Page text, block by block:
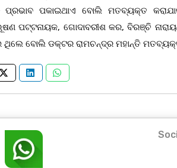
ପ୍ରଭାବ ପକାଇଥାଏ ବୋଲି ମତବ୍ୟକ୍ତ
ଭୂଷଣ ପଟ୍ଟନାୟକ, ଗୋଦାବରୀଶ କର, ବିରଞ୍ଚି
ଥିଲେ ବୋଲି ଡକ୍ଟର ରାମଚନ୍ଦ୍ର ମହାନ୍ତି